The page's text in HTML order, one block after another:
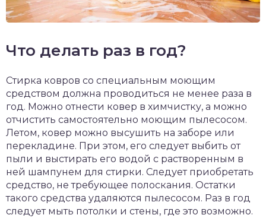
Что делать раз в год?
Стирка ковров со специальным моющим
средством должна проводиться не менее раза в
год. Можно отнести ковер в химчистку, а можно
отчистить самостоятельно моющим пылесосом.
Летом, ковер можно высушить на заборе или
перекладине. При этом, его следует выбить от
пыли и выстирать его водой с растворенным в
ней шампунем для стирки. Следует приобретать
средство, не требующее полоскания. Остатки
такого средства удаляются пылесосом. Раз в год
следует мыть потолки и стены, где это возможно.